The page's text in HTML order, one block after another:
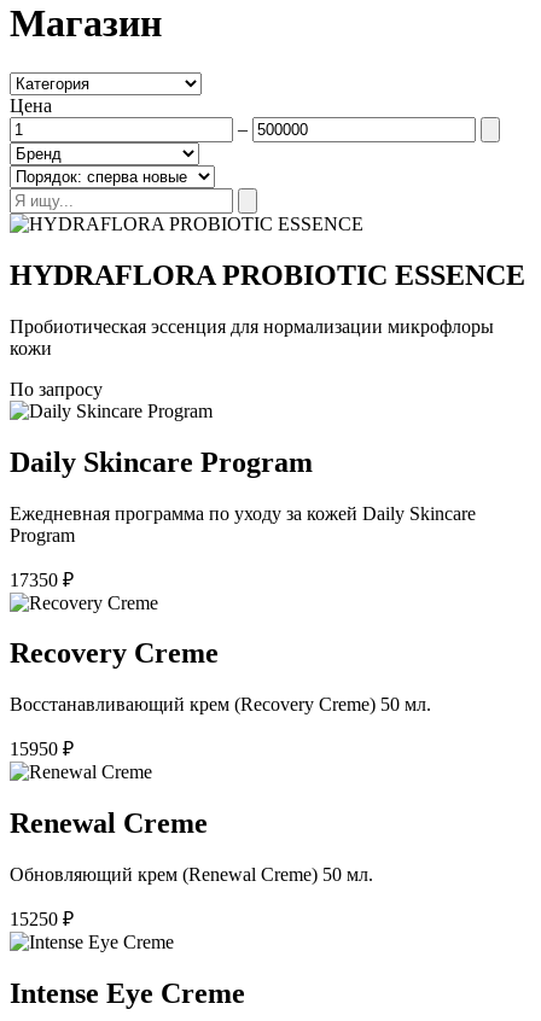
Магазин
Цена
–
HYDRAFLORA PROBIOTIC ESSENCE
Пробиотическая эссенция для нормализации микрофлоры
кожи
По запросу
Daily Skincare Program
Ежедневная программа по уходу за кожей Daily Skincare
Program
17350 ₽
Recovery Creme
Восстанавливающий крем (Recovery Creme) 50 мл.
15950 ₽
Renewal Creme
Обновляющий крем (Renewal Creme) 50 мл.
15250 ₽
Intense Eye Cremе